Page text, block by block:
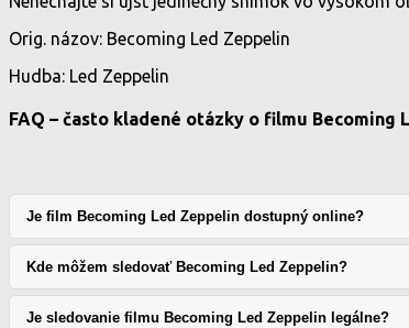
Orig. názov: Becoming Led Zeppelin
Hudba: Led Zeppelin
FAQ – často kladené otázky o filmu Becoming
Je film Becoming Led Zeppelin dostupný online?
Kde môžem sledovať Becoming Led Zeppelin?
Je sledovanie filmu Becoming Led Zeppelin legálne?